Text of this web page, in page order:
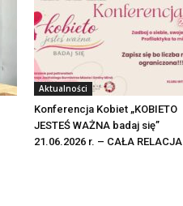
Aktualności
Konferencja Kobiet „KOBIETO
JESTEŚ WAŻNA badaj się”
21.06.2026 r. – CAŁA RELACJA